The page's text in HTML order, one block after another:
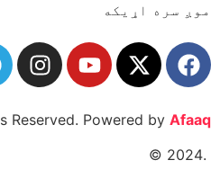
موږ سره اړیکه
Reserved. Powered by Afaaq
.2024 ©